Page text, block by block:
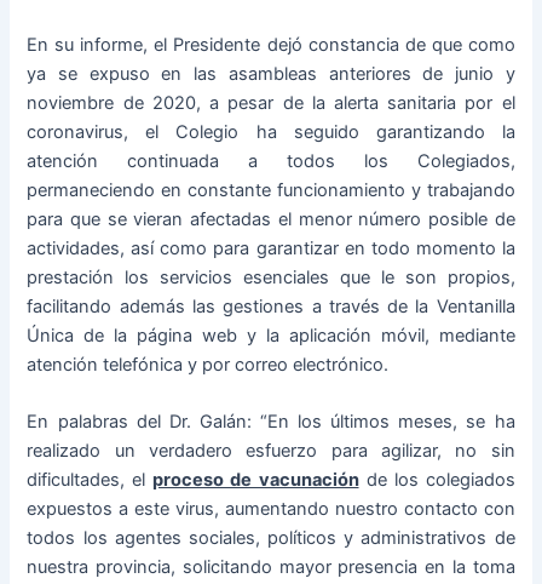
En su informe, el Presidente dejó constancia de que como
ya se expuso en las asambleas anteriores de junio y
noviembre de 2020, a pesar de la alerta sanitaria por el
coronavirus, el Colegio ha seguido garantizando la
atención continuada a todos los Colegiados,
permaneciendo en constante funcionamiento y trabajando
para que se vieran afectadas el menor número posible de
actividades, así como para garantizar en todo momento la
prestación los servicios esenciales que le son propios,
facilitando además las gestiones a través de la Ventanilla
Única de la página web y la aplicación móvil, mediante
atención telefónica y por correo electrónico.
En palabras del Dr. Galán: “En los últimos meses, se ha
realizado un verdadero esfuerzo para agilizar, no sin
dificultades, elproceso de vacunaciónde los colegiados
expuestos a este virus, aumentando nuestro contacto con
todos los agentes sociales, políticos y administrativos de
nuestra provincia, solicitando mayor presencia en la toma